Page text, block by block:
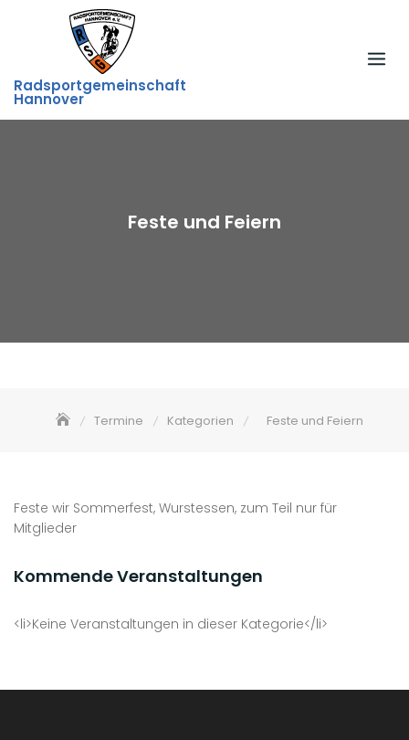
Radsportgemeinschaft
Hannover
Feste und Feiern
Termine Kategorien Feste und Feiern
Feste wir Sommerfest, Wurstessen, zum Teil nur für
Mitglieder
Kommende Veranstaltungen
<li>Keine Veranstaltungen in dieser Kategorie</li>